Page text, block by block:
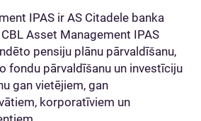
IPAS ir AS Citadele banka
Asset Management IPAS
pensiju plānu pārvaldīšanu,
fondu pārvaldīšanu un investīciju
gan vietējiem, gan
korporatīviem un